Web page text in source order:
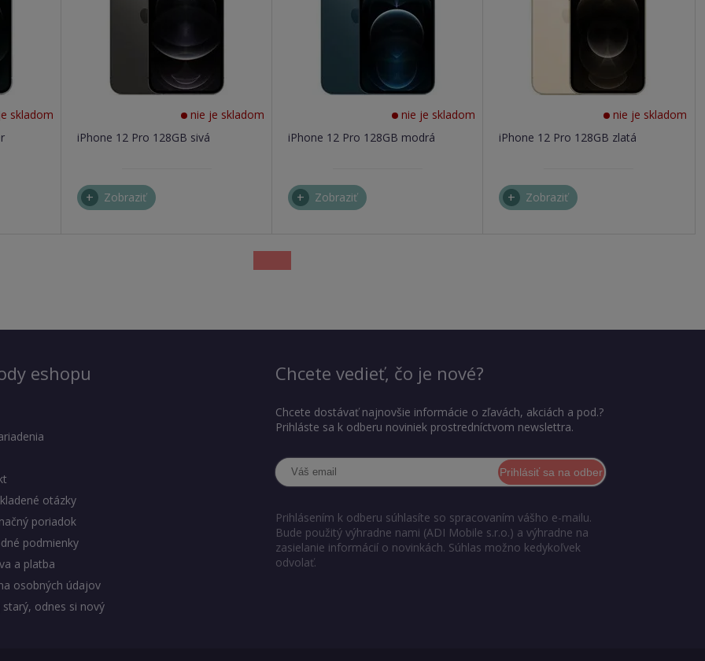
skladom
nie je skladom
iPhone 12 Pro 128GB sivá
Zobraziť
nie je skladom
iPhone 12 Pro 128GB modrá
Zobraziť
nie je skladom
iPhone 12 Pro 128GB zlatá
Zobraziť
eshopu
otázky
poriadok
podmienky
a platba
osobných údajov
starý, odnes si nový
Chcete vedieť, čo je nové?
Chcete dostávať najnovšie informácie o zľavách, akciách a pod.?
Prihláste sa k odberu noviniek prostredníctvom newslettra.
Prihlásiť sa na odber
Prihlásením k odberu súhlasíte so spracovaním vášho e-mailu.
Bude použitý výhradne nami (ADI Mobile s.r.o.) a výhradne na
zasielanie informácií o novinkách. Súhlas možno kedykoľvek
odvolať.